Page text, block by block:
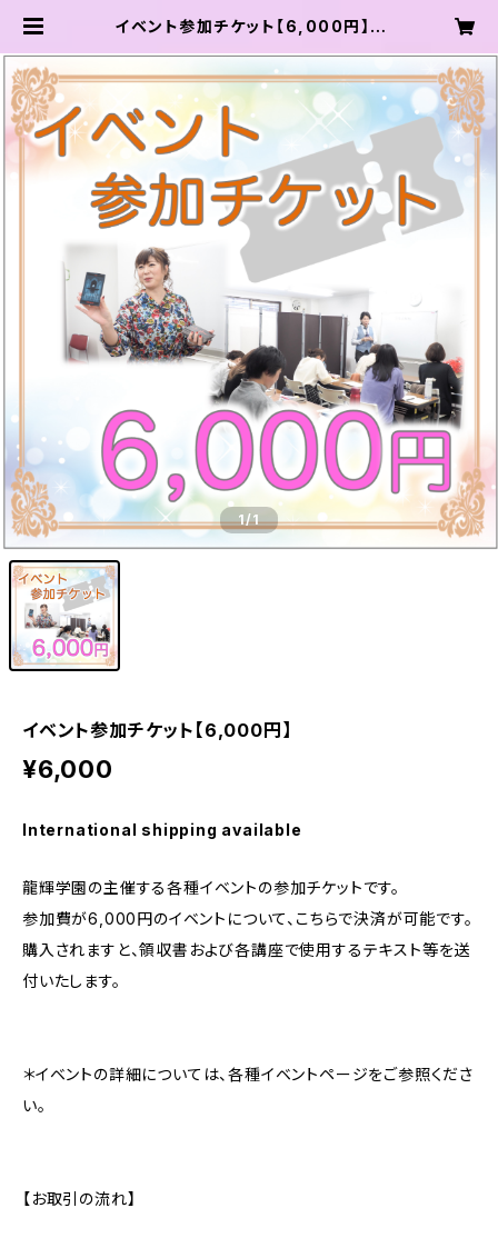
イベント参加チケット【6,000円】 |
1/1
イベント参加チケット【6,000円】
¥6,000
International shipping available
龍輝学園の主催する各種イベントの参加チケットです。
参加費が6,000円のイベントについて、こちらで決済が可能です。
購入されますと、領収書および各講座で使用するテキスト等を送
付いたします。
＊イベントの詳細については、各種イベントページをご参照くださ
い。
【お取引の流れ】